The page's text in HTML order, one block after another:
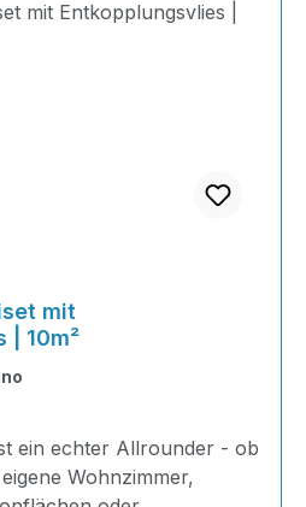
mit
| 10m²
ein echter Allrounder - ob
Wohnzimmer,